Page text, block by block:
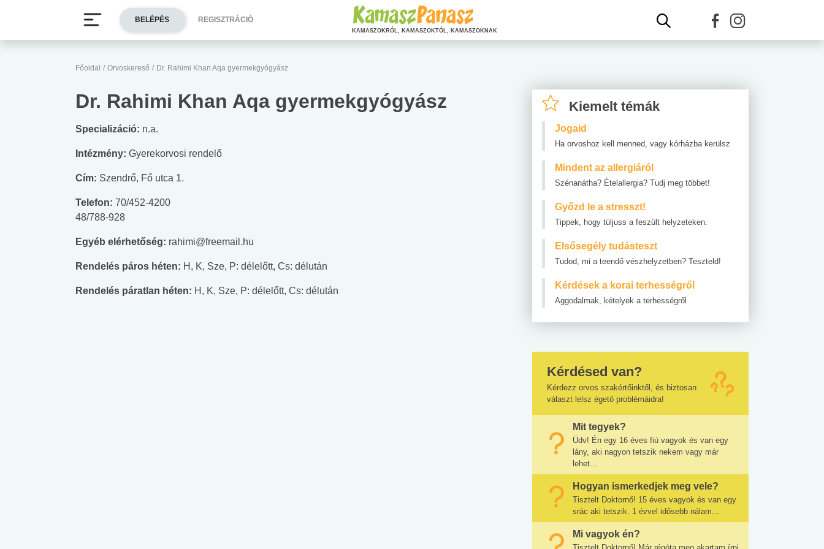
Főoldal / Orvoskereső / Dr. Rahimi Khan Aqa gyermekgyógyász
Dr. Rahimi Khan Aqa gyermekgyógyász
Specializáció: n.a.
Intézmény: Gyerekorvosi rendelő
Cím: Szendrő, Fő utca 1.
Telefon: 70/452-4200
48/788-928
Egyéb elérhetőség: rahimi@freemail.hu
Rendelés páros héten: H, K, Sze, P: délelőtt, Cs: délután
Rendelés páratlan héten: H, K, Sze, P: délelőtt, Cs: délután
Kiemelt témák
Jogaid
Ha orvoshoz kell menned, vagy kórházba kerülsz
Mindent az allergiáról
Szénanátha? Ételallergia? Tudj meg többet!
Győzd le a stresszt!
Tippek, hogy túljuss a feszült helyzeteken.
Elsősegély tudásteszt
Tudod, mi a teendő vészhelyzetben? Teszteld!
Kérdések a korai terhességről
Aggodalmak, kételyek a terhességről
Kérdésed van?
Kérdezz orvos szakértőinktől, és biztosan
választ lelsz égető problémáidra!
Mit tegyek?
Üdv! Én egy 16 éves fiú vagyok és van egy
lány, aki nagyon tetszik nekem vagy már
lehet...
Hogyan ismerkedjek meg vele?
Tisztelt Doktornő! 15 éves vagyok és van egy
srác aki tetszik. 1 évvel idősebb nálam...
Mi vagyok én?
BELÉPÉS REGISZTRÁCIÓ
KAMASZOKRÓL, KAMASZOKTÓL, KAMASZOKNAK